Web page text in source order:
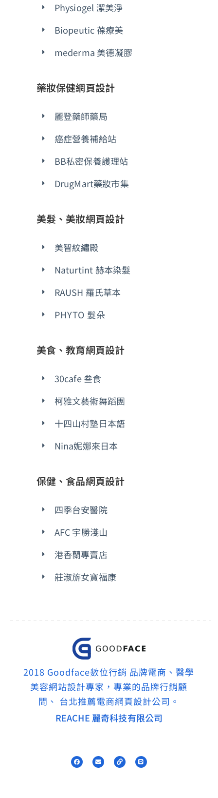
Physiogel 潔美淨
Biopeutic 葆療美
mederma 美德凝膠
藥妝保健網頁設計
麗登藥師藥局
癌症營養補給站
BB私密保養護理站
DrugMart藥妝市集
美髮、美妝網頁設計
美智紋繡殿
Naturtint 赫本染髮
RAUSH 羅氏草本
PHYTO 髮朵
美食、教育網頁設計
30cafe 叁食
柯雅文藝術舞蹈團
十四山村塾日本語
Nina妮娜來日本
保健、食品網頁設計
四季台安醫院
AFC 宇勝淺山
港香蘭專賣店
莊淑旂女寶福康
2018 Goodface數位行銷 品牌電商、醫學
美容網站設計專家，專業的品牌行銷顧
問、 台北推薦電商網頁設計公司。
REACHE 麗奇科技有限公司
F
a
c
E
n
v
L
i
n
L
i
n